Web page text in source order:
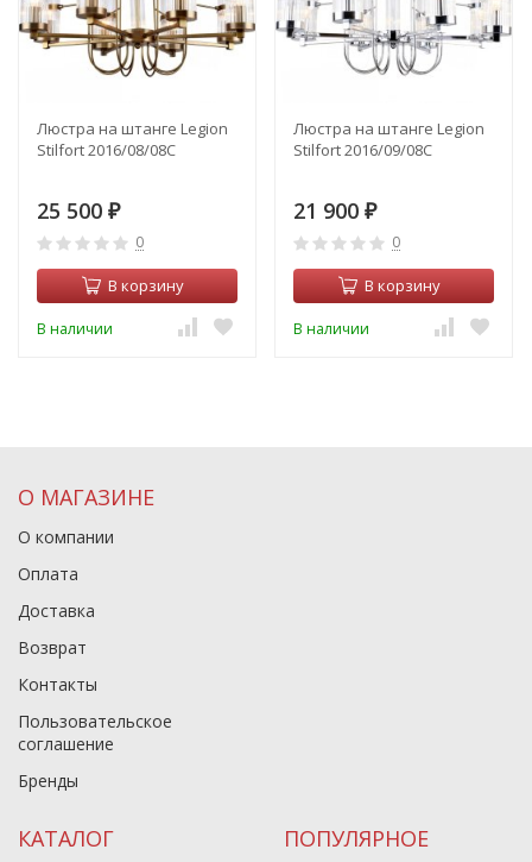
Люстра на штанге Legion
Stilfort 2016/08/08C
25 500 ₽
0
В корзину
В наличии
Люстра на штанге Legion
Stilfort 2016/09/08C
21 900 ₽
0
В корзину
В наличии
О МАГАЗИНЕ
О компании
Оплата
Доставка
Возврат
Контакты
Пользовательское
соглашение
Бренды
КАТАЛОГ ПОПУЛЯРНОЕ